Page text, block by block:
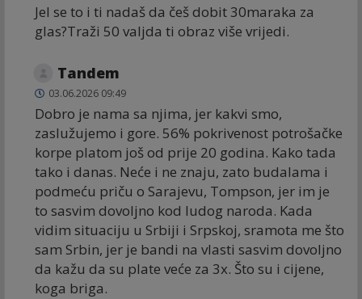
Jel se to i ti nadaš da češ dobit 30maraka za
glas?Traži 50 valjda ti obraz više vrijedi.
Tandem
03.06.2026 09:49
Dobro je nama sa njima, jer kakvi smo,
zaslužujemo i gore. 56% pokrivenost potrošačke
korpe platom još od prije 20 godina. Kako tada
tako i danas. Neće i ne znaju, zato budalama i
podmeću priču o Sarajevu, Tompson, jer im je
to sasvim dovoljno kod ludog naroda. Kada
vidim situaciju u Srbiji i Srpskoj, sramota me što
sam Srbin, jer je bandi na vlasti sasvim dovoljno
da kažu da su plate veće za 3x. Što su i cijene,
koga briga.